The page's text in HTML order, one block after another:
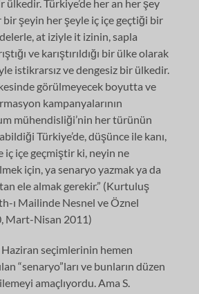
Türkiye’de her an her şey
şeyin her şeyle iç içe geçtiği bir
at iziyle it izinin, sapla
ve karıştırıldığı bir ülke olarak
istikrarsız ve dengesiz bir ülkedir.
görülmeyecek boyutta ve
kampanyalarının
mühendisliği’nin her türünün
Türkiye’de, düşünce ile kanı,
iç içe geçmiştir ki, neyin ne
için, ya senaryo yazmak ya da
ele almak gerekir.” (Kurtuluş
ı Mailinde Nesnel ve Öznel
Mart-Nisan 2011)
Haziran seçimlerinin hemen
“senaryo”ları ve bunların düzen
amaçlıyordu. Ama S.